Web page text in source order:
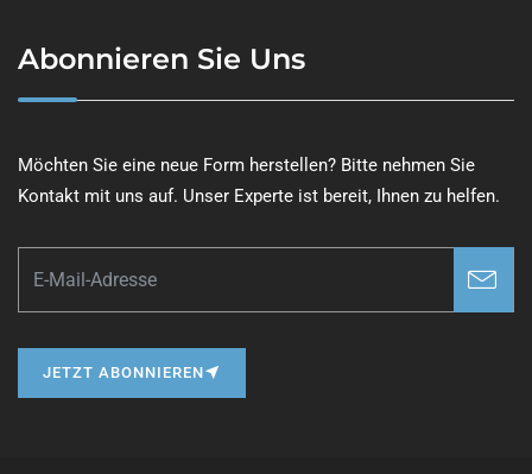
Abonnieren Sie Uns
Möchten Sie eine neue Form herstellen? Bitte nehmen Sie
Kontakt mit uns auf. Unser Experte ist bereit, Ihnen zu helfen.
JETZT ABONNIEREN